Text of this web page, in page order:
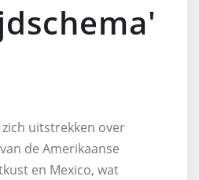
zich uitstrekken over
de Amerikaanse
en Mexico, wat